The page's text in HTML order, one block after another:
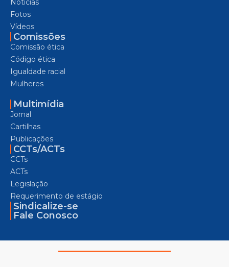
Notícias
Fotos
Vídeos
Comissões
Comissão ética
Código ética
Igualdade racial
Mulheres
Multimídia
Jornal
Cartilhas
Publicações
CCTs/ACTs
CCTs
ACTs
Legislação
Requerimento de estágio
Sindicalize-se
Fale Conosco